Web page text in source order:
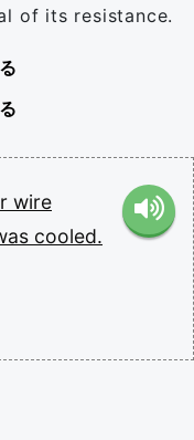
of its resistance.
wire
cooled.